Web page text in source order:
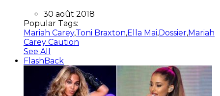
30 août 2018
Popular Tags:
Mariah Carey,Toni Braxton,Ella Mai,Dossier,Mariah
Carey Caution
See All
FlashBack